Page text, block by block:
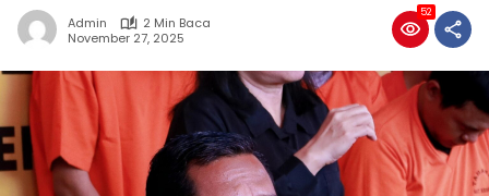
Admin
2 Min Baca
November 27, 2025
52